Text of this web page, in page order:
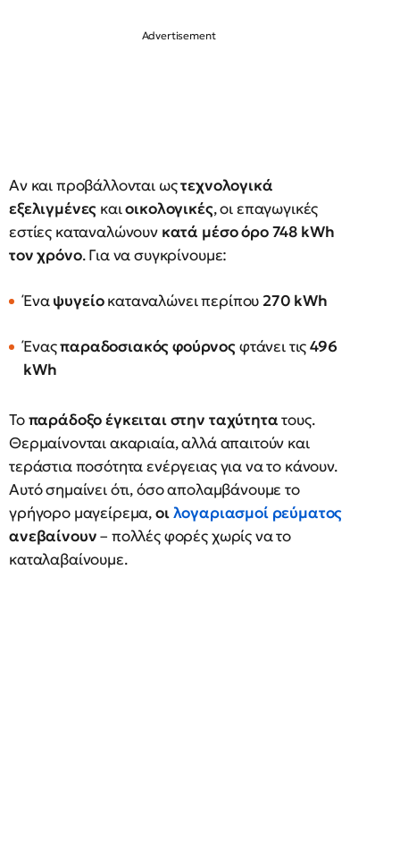
Αν και προβάλλονται ωςτεχνολογικά
εξελιγμένες καιοικολογικές, οι επαγωγικές
εστίες καταναλώνουν κατά μέσο όρο 748 kWh
τον χρόνο. Για να συγκρίνουμε:
Έναψυγείοκαταναλώνει περίπου 270 kWh
Έναςπαραδοσιακός φούρνοςφτάνει τις496
kWh
Τοπαράδοξο έγκειται στην ταχύτητατους.
Θερμαίνονται ακαριαία, αλλά απαιτούν και
τεράστια ποσότητα ενέργειας για να το κάνουν.
Αυτό σημαίνει ότι, όσο απολαμβάνουμε το
γρήγορο μαγείρεμα,οιλογαριασμοί ρεύματος
ανεβαίνουν– πολλές φορές χωρίς να το
καταλαβαίνουμε.